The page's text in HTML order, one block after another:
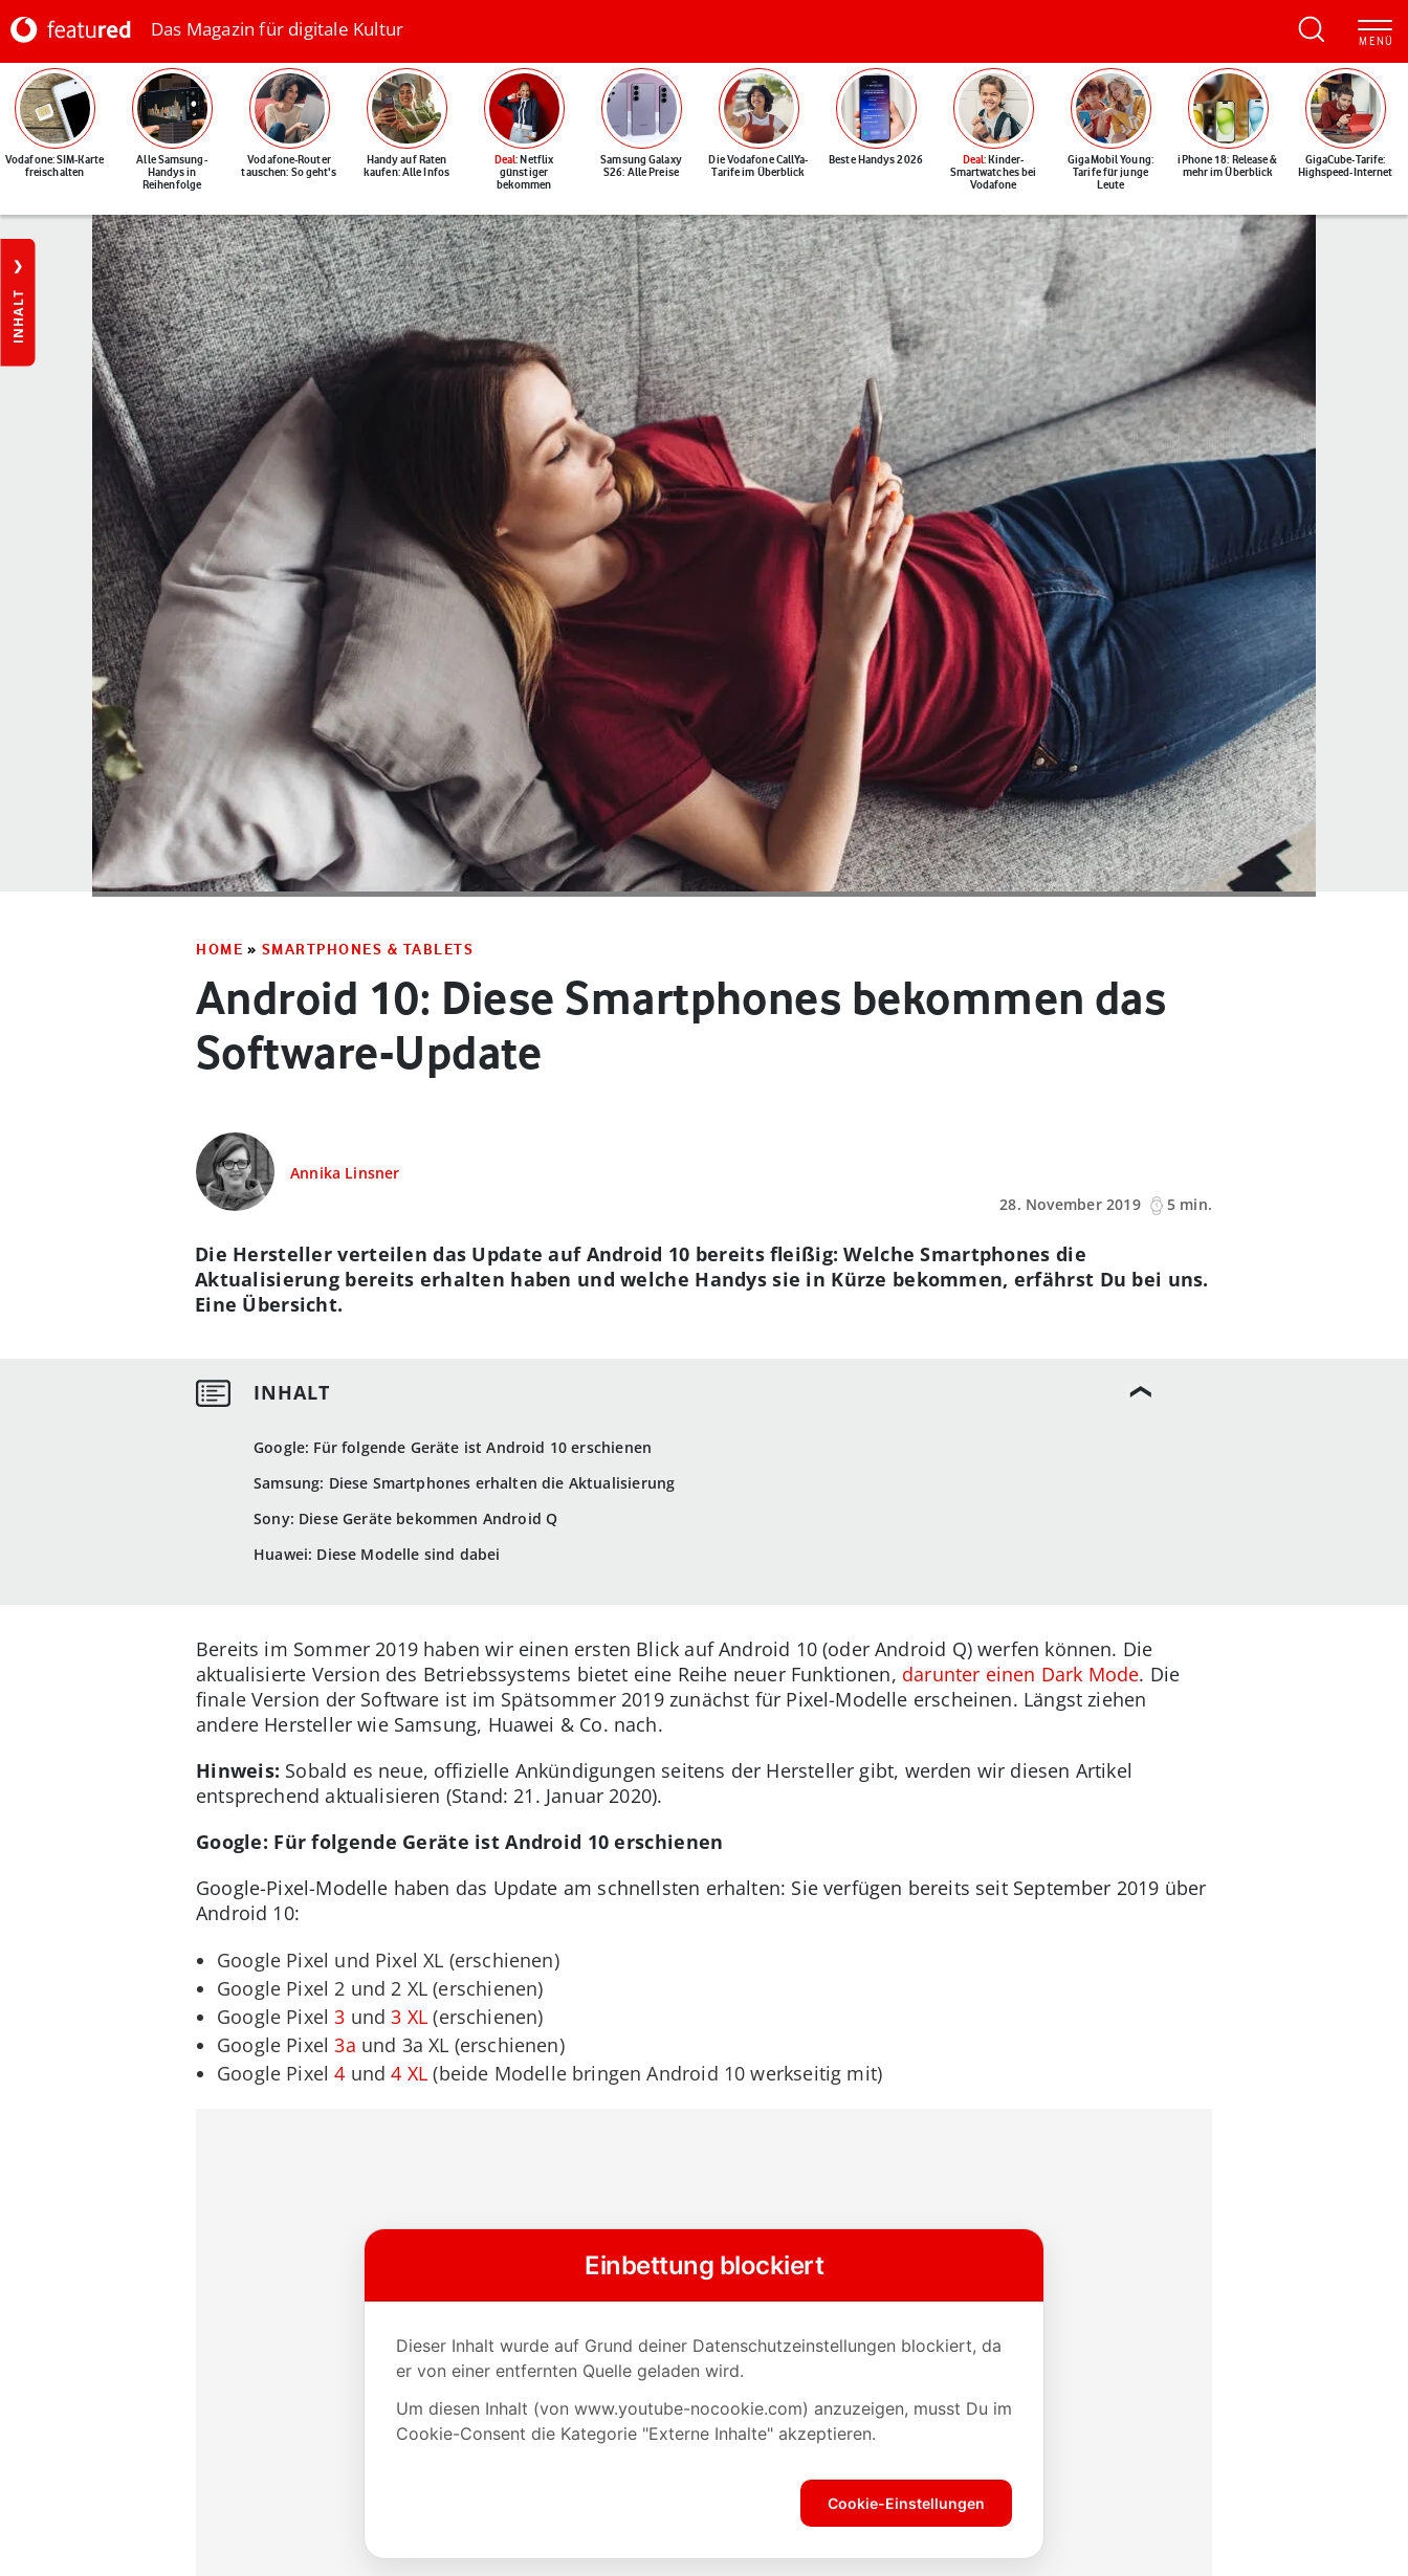
Das Magazin für digitale Kultur
Vodafone: SIM-Karte
freischalten
Alle Samsung-
Handys in
Reihenfolge
Vodafone-Router
tauschen: So geht's
Handy auf Raten
kaufen: Alle Infos
Deal: Netflix
günstiger
bekommen
Samsung Galaxy
S26: Alle Preise
Die Vodafone CallYa-
Tarife im Überblick
Beste Handys 2026 Deal: Kinder-
Smartwatches bei
Vodafone
GigaMobil Young:
Tarife für junge
Leute
iPhone 18: Release &
mehr im Überblick
GigaCube-Tarife:
Highspeed-Internet
INHALT
HOME » SMARTPHONES & TABLETS
Android 10: Diese Smartphones bekommen das
Software-Update
Annika Linsner
28. November 2019
5 min.
Google: Für folgende Geräte ist Android 10 erschienen
Samsung: Diese Smartphones erhalten die Aktualisierung
Sony: Diese Geräte bekommen Android Q
Huawei: Diese Modelle sind dabei
Die Hersteller verteilen das Update auf Android 10 bereits fleißig: Welche Smartphones die
Aktualisierung bereits erhalten haben und welche Handys sie in Kürze bekommen, erfährst Du bei uns.
Eine Übersicht.
Bereits im Sommer 2019 haben wir einen ersten Blick auf Android 10 (oder Android Q) werfen können. Die
aktualisierte Version des Betriebssystems bietet eine Reihe neuer Funktionen, darunter einen Dark Mode. Die
finale Version der Software ist im Spätsommer 2019 zunächst für Pixel-Modelle erscheinen. Längst ziehen
andere Hersteller wie Samsung, Huawei & Co. nach.
Hinweis: Sobald es neue, offizielle Ankündigungen seitens der Hersteller gibt, werden wir diesen Artikel
entsprechend aktualisieren (Stand: 21. Januar 2020).
Google: Für folgende Geräte ist Android 10 erschienen
Google-Pixel-Modelle haben das Update am schnellsten erhalten: Sie verfügen bereits seit September 2019 über
Android 10:
Google Pixel und Pixel XL (erschienen)
Google Pixel 2 und 2 XL (erschienen)
Google Pixel3 und3 XL (erschienen)
Google Pixel3a und 3a XL (erschienen)
Google Pixel4 und4 XL (beide Modelle bringen Android 10 werkseitig mit)